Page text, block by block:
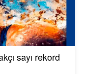
sayı rekord